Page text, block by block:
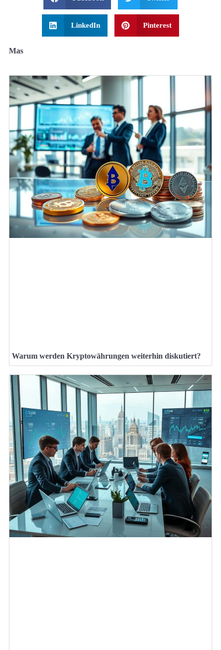
LinkedIn Pinterest
Mas
Warum werden Kryptowährungen weiterhin diskutiert?